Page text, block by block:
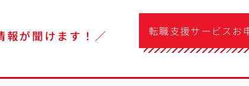
報が聞けます！／ 転職支援サービスお